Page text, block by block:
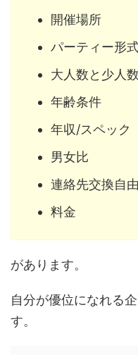
開催場所
パーティー形
大人数と少人数
年齢条件
年収/スペック
男女比
連絡先交換自由
料金
があります。
自分が優位になれる
す。